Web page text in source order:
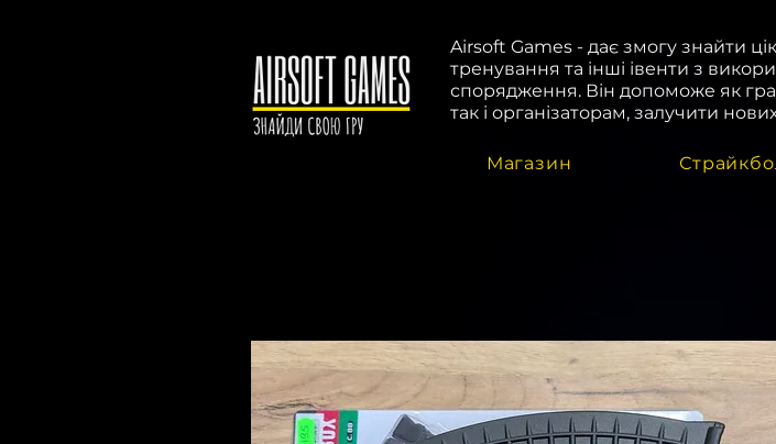
Airsoft Games - дає змогу знайти
тренування та інші івенти з
спорядження. Він допоможе як
так і організаторам, залучити
Магазин